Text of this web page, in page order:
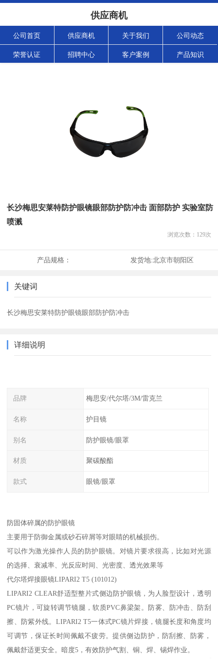
供应商机
公司首页 供应商机 关于我们 公司动态
荣誉认证 招聘中心 客户案例 产品知识
长沙梅思安莱特防护眼镜眼部防护防冲击 面部防护 实验室防
喷溅
浏览次数： 129次
产品规格： 发货地:北京市朝阳区
关键词
长沙梅思安莱特防护眼镜眼部防护防冲击
详细说明
品牌 梅思安/代尔塔/3M/雷克兰
名称 护目镜
别名 防护眼镜/眼罩
材质 聚碳酸酯
款式 眼镜/眼罩
防固体碎属的防护眼镜
主要用于防御金属或砂石碎屑等对眼睛的机械损伤。
可以作为激光操作人员的防护眼镜。对镜片要求很高，比如对光源
的选择、衰减率、光反应时间、光密度、透光效果等
代尔塔焊接眼镜LIPARI2 T5 (101012)
LIPARI2 CLEAR舒适型整片式侧边防护眼镜，为人脸型设计，透明
PC镜片，可旋转调节镜腿，软质PVC鼻梁架。防雾、防冲击、防刮
擦、防紫外线。LIPARI2 T5一体式PC镜片焊接，镜腿长度和角度均
可调节，保证长时间佩戴不疲劳。提供侧边防护，防刮擦、防雾，
佩戴舒适更安全。暗度5，有效防护气割、铜、焊、锡焊作业。